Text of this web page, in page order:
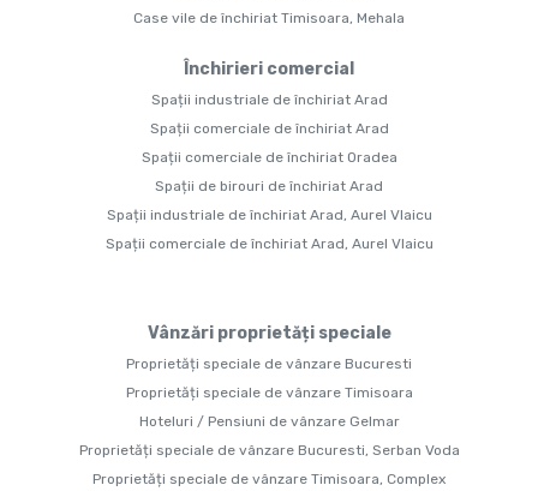
Case vile de închiriat Timisoara, Mehala
Închirieri comercial
Spații industriale de închiriat Arad
Spații comerciale de închiriat Arad
Spații comerciale de închiriat Oradea
Spații de birouri de închiriat Arad
Spații industriale de închiriat Arad, Aurel Vlaicu
Spații comerciale de închiriat Arad, Aurel Vlaicu
Vânzări proprietăți speciale
Proprietăți speciale de vânzare Bucuresti
Proprietăți speciale de vânzare Timisoara
Hoteluri / Pensiuni de vânzare Gelmar
Proprietăți speciale de vânzare Bucuresti, Serban Voda
Proprietăți speciale de vânzare Timisoara, Complex